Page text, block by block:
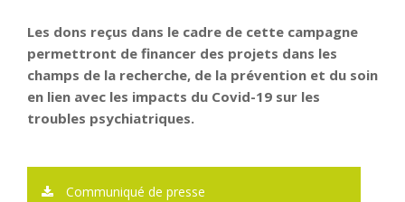
Les dons reçus dans le cadre de cette campagne
permettront de financer des projets dans les
champs de la recherche, de la prévention et du soin
en lien avec les impacts du Covid-19 sur les
troubles psychiatriques.
Communiqué de presse